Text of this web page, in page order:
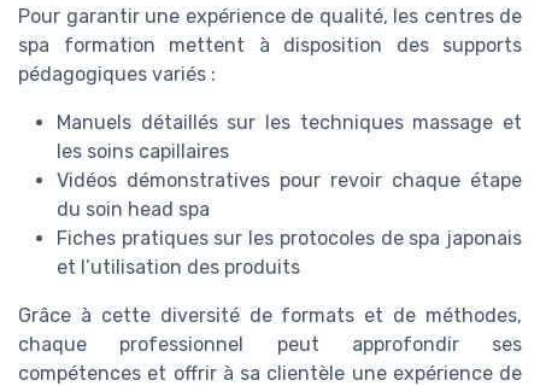
Pour garantir une expérience de qualité, les centres de
spa formation mettent à disposition des supports
pédagogiques variés :
Manuels détaillés sur les techniques massage et
les soins capillaires
Vidéos démonstratives pour revoir chaque étape
du soin head spa
Fiches pratiques sur les protocoles de spa japonais
et l’utilisation des produits
Grâce à cette diversité de formats et de méthodes,
chaque professionnel peut approfondir ses
compétences et offrir à sa clientèle une expérience de